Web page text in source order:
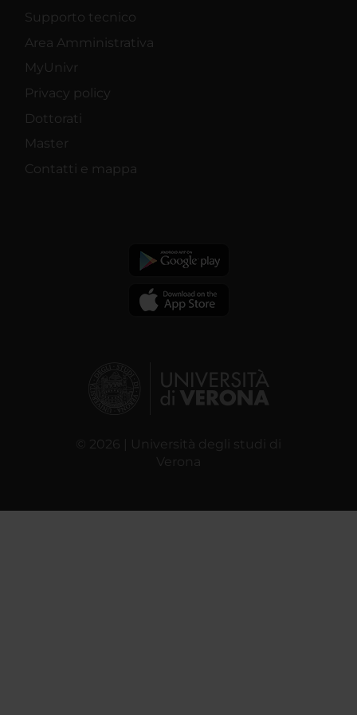
Supporto tecnico
Area Amministrativa
MyUnivr
Privacy policy
Dottorati
Master
Contatti e mappa
© 2026 | Università degli studi di
Verona